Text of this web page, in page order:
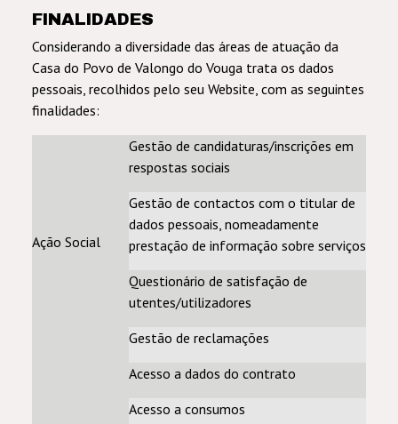
FINALIDADES
Considerando a diversidade das áreas de atuação da
Casa do Povo de Valongo do Vouga trata os dados
pessoais, recolhidos pelo seu Website, com as seguintes
finalidades:
Ação Social
Gestão de candidaturas/inscrições em
respostas sociais
Gestão de contactos com o titular de
dados pessoais, nomeadamente
prestação de informação sobre serviços
Questionário de satisfação de
utentes/utilizadores
Gestão de reclamações
Acesso a dados do contrato
Acesso a consumos